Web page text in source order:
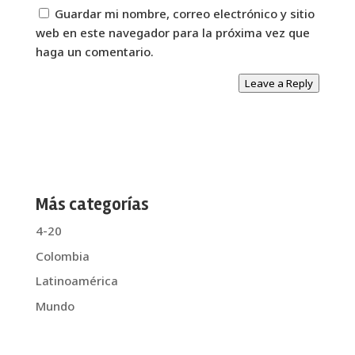
Guardar mi nombre, correo electrónico y sitio
web en este navegador para la próxima vez que
haga un comentario.
Leave a Reply
Más categorías
4-20
Colombia
Latinoamérica
Mundo